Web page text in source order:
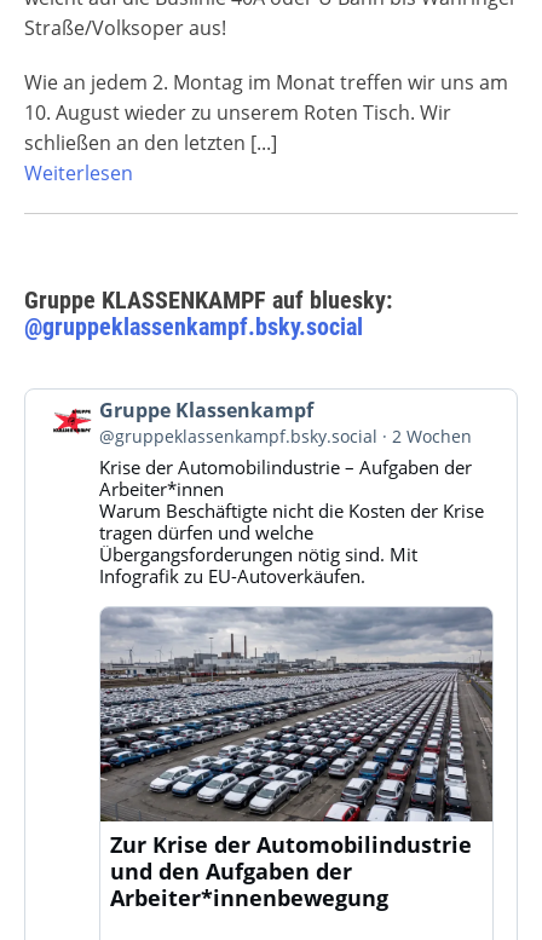
Straße/Volksoper aus!
Wie an jedem 2. Montag im Monat treffen wir uns am
10. August wieder zu unserem Roten Tisch. Wir
schließen an den letzten [...]
Weiterlesen
Gruppe KLASSENKAMPF auf bluesky:
@gruppeklassenkampf.bsky.social
Beitrag
von
Gruppe
Klassenkampf
Bluesky
ansehen
Gruppe Klassenkampf
@gruppeklassenkampf.bsky.social 2 Wochen
Krise der Automobilindustrie – Aufgaben der
Arbeiter*innen
Warum Beschäftigte nicht die Kosten der Krise
tragen dürfen und welche
Übergangsforderungen nötig sind. Mit
Infografik zu EU-Autoverkäufen.
Zur Krise der Automobilindustrie
und den Aufgaben der
Arbeiter*innenbewegung